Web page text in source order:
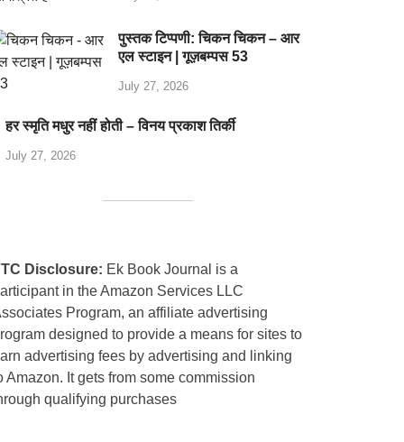
पुस्तक टिप्पणी: चिकन चिकन – आर
एल स्टाइन | गूज़बम्पस 53
July 27, 2026
हर स्मृति मधुर नहीं होती – विनय प्रकाश तिर्की
July 27, 2026
Disclosure: Ek Book Journal is a
in the Amazon Services LLC
Program, an affiliate advertising
designed to provide a means for sites to
advertising fees by advertising and linking
Amazon. It gets from some commission
qualifying purchases